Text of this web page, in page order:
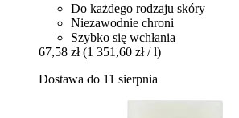
Do każdego rodzaju skóry
Niezawodnie chroni
Szybko się wchłania
67,58 zł (1 351,60 zł / l)
Dostawa do 11 sierpnia